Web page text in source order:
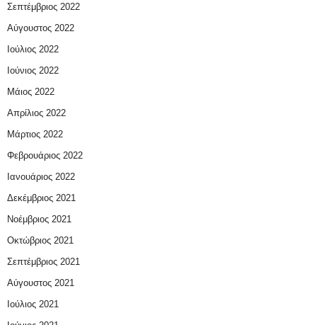
Σεπτέμβριος 2022
Αύγουστος 2022
Ιούλιος 2022
Ιούνιος 2022
Μάιος 2022
Απρίλιος 2022
Μάρτιος 2022
Φεβρουάριος 2022
Ιανουάριος 2022
Δεκέμβριος 2021
Νοέμβριος 2021
Οκτώβριος 2021
Σεπτέμβριος 2021
Αύγουστος 2021
Ιούλιος 2021